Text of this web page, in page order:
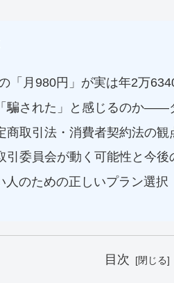
「月980円」が実は年2万
騙された」と感じるのか——
商取引法・消費者契約法の観
引委員会が動く可能性と今後
人のための正しいプラン選択
目次